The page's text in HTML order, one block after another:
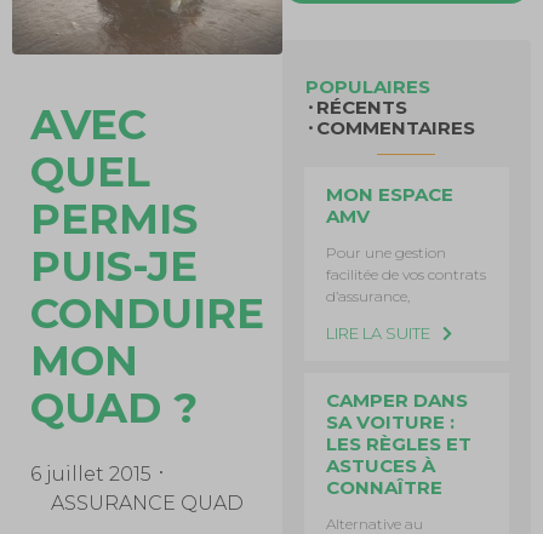
AVEC
QUEL
PERMIS
PUIS-JE
CONDUIRE
MON
QUAD ?
6 juillet 2015
ASSURANCE QUAD
POPULAIRES
RÉCENTS
COMMENTAIRES
MON ESPACE
AMV
Pour une gestion
facilitée de vos contrats
d’assurance,
LIRE LA SUITE
CAMPER DANS
SA VOITURE :
LES RÈGLES ET
ASTUCES À
CONNAÎTRE
Alternative au